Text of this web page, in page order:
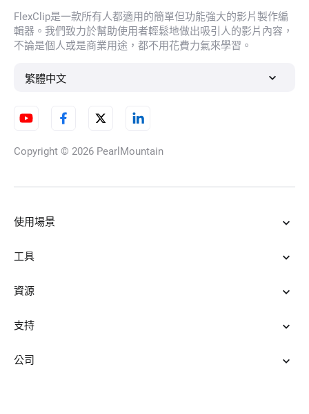
FlexClip是一款所有人都適用的簡單但功能強大的影片製作編
輯器。我們致力於幫助使用者輕鬆地做出吸引人的影片內容，
不論是個人或是商業用途，都不用花費力氣來學習。
繁體中文
Copyright © 2026 PearlMountain
使用場景
工具
資源
支持
公司